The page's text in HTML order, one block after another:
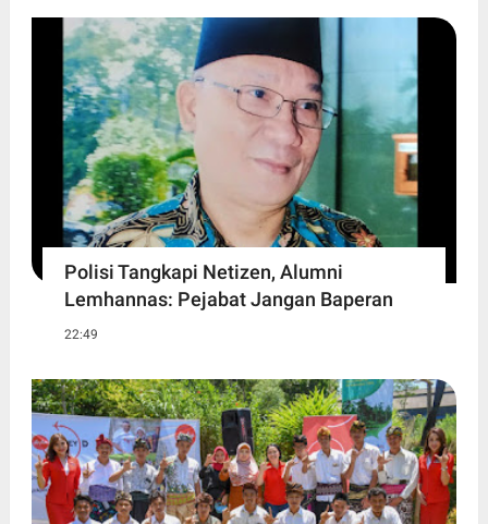
Polisi Tangkapi Netizen, Alumni
Lemhannas: Pejabat Jangan Baperan
22:49